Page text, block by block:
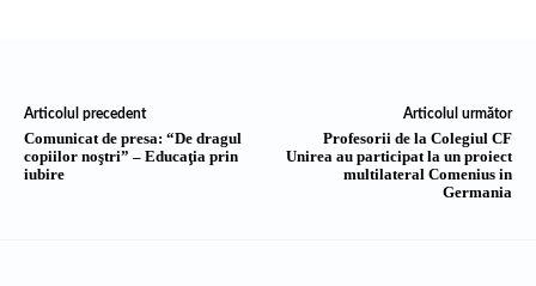
Articolul precedent
Comunicat de presa: “De dragul
copiilor noştri” – Educaţia prin
iubire
Articolul următor
Profesorii de la Colegiul CF
Unirea au participat la un proiect
multilateral Comenius in
Germania